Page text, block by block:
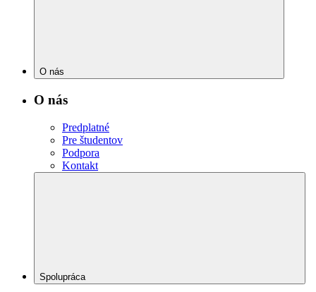
O nás
O nás
Predplatné
Pre študentov
Podpora
Kontakt
Spolupráca